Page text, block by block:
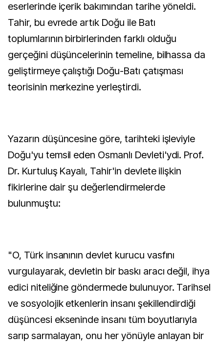
eserlerinde içerik bakımından tarihe yöneldi.
Tahir, bu evrede artık Doğu ile Batı
toplumlarının birbirlerinden farklı olduğu
gerçeğini düşüncelerinin temeline, bilhassa da
geliştirmeye çalıştığı Doğu-Batı çatışması
teorisinin merkezine yerleştirdi.
Yazarın düşüncesine göre, tarihteki işleviyle
Doğu'yu temsil eden Osmanlı Devleti'ydi. Prof.
Dr. Kurtuluş Kayalı, Tahir'in devlete ilişkin
fikirlerine dair şu değerlendirmelerde
bulunmuştu:
"O, Türk insanının devlet kurucu vasfını
vurgulayarak, devletin bir baskı aracı değil, ihya
edici niteliğine göndermede bulunuyor. Tarihsel
ve sosyolojik etkenlerin insanı şekillendirdiği
düşüncesi ekseninde insanı tüm boyutlarıyla
sarıp sarmalayan, onu her yönüyle anlayan bir